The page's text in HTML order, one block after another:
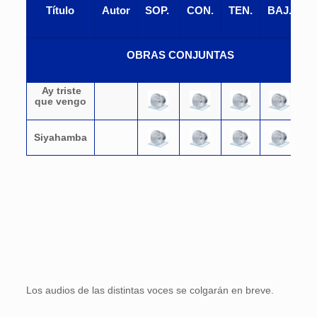
Título Autor SOP. CON. TEN. BAJ.
OBRAS CONJUNTAS
Ay triste
que vengo
Siyahamba
Los audios de las distintas voces se colgarán en breve.